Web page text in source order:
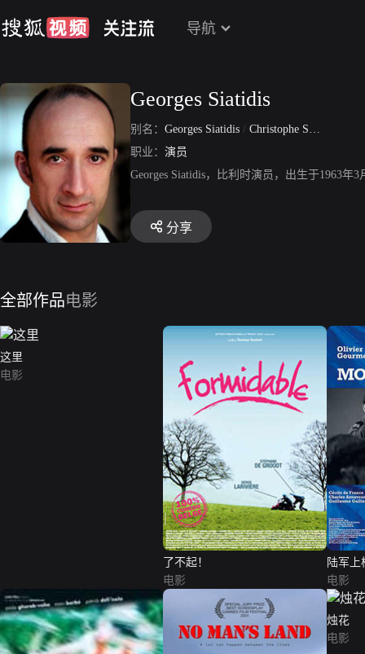
导航
Georges Siatidis
别名： Georges Siatidis / Christophe Siatidis
职业： 演员
Georges Siatidis，比利时演员，出生于1963
分享
全部作品电影
这里
电影
了不起！
电影
陆军上
电影
烛花
电影